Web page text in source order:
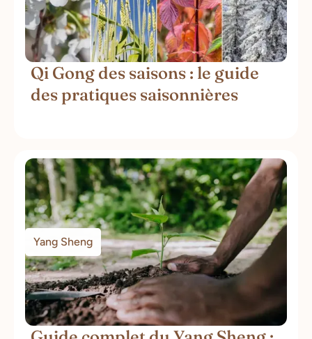
Qi Gong des saisons : le guide
des pratiques saisonnières
Yang Sheng